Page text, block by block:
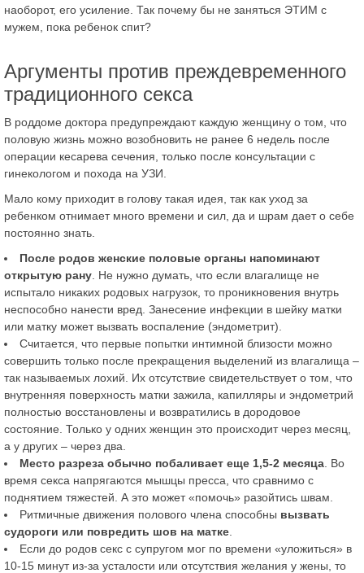
наоборот, его усиление. Так почему бы не заняться ЭТИМ с
мужем, пока ребенок спит?
Аргументы против преждевременного
традиционного секса
В роддоме доктора предупреждают каждую женщину о том, что
половую жизнь можно возобновить не ранее 6 недель после
операции кесарева сечения, только после консультации с
гинекологом и похода на УЗИ.
Мало кому приходит в голову такая идея, так как уход за
ребенком отнимает много времени и сил, да и шрам дает о себе
постоянно знать.
После родов женские половые органы напоминают
открытую рану . Не нужно думать, что если влагалище не
испытало никаких родовых нагрузок, то проникновения внутрь
неспособно нанести вред. Занесение инфекции в шейку матки
или матку может вызвать воспаление (эндометрит).
Считается, что первые попытки интимной близости можно
совершить только после прекращения выделений из влагалища –
так называемых лохий. Их отсутствие свидетельствует о том, что
внутренняя поверхность матки зажила, капилляры и эндометрий
полностью восстановлены и возвратились в дородовое
состояние. Только у одних женщин это происходит через месяц,
а у других – через два.
Место разреза обычно побаливает еще 1,5-2 месяца . Во
время секса напрягаются мышцы пресса, что сравнимо с
поднятием тяжестей. А это может «помочь» разойтись швам.
Ритмичные движения полового члена способны вызвать
судороги или повредить шов на матке
Если до родов секс с супругом мог по времени «уложиться» в
10-15 минут из-за усталости или отсутствия желания у жены, то